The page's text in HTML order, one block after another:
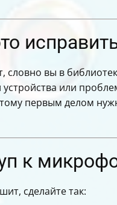
словно вы в
или
первым делом
к
сделайте так: